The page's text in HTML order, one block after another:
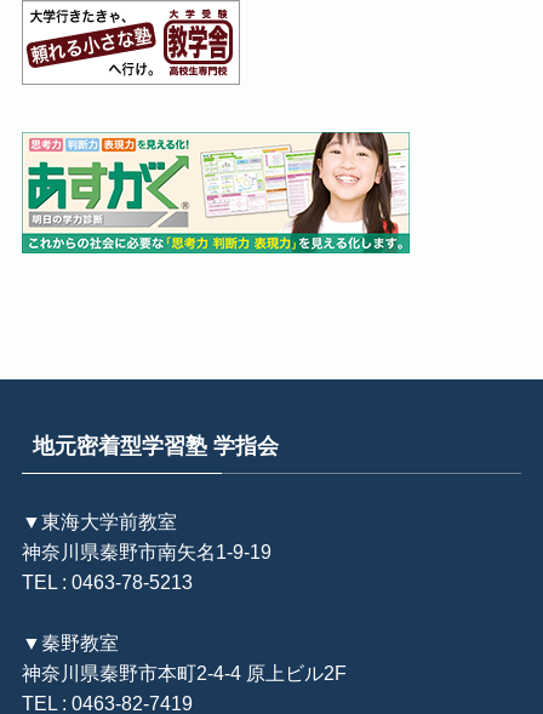
地元密着型学習塾 学指会
▼東海大学前教室
神奈川県秦野市南矢名1-9-19
TEL : 0463-78-5213
▼秦野教室
神奈川県秦野市本町2-4-4 原上ビル2F
TEL : 0463-82-7419